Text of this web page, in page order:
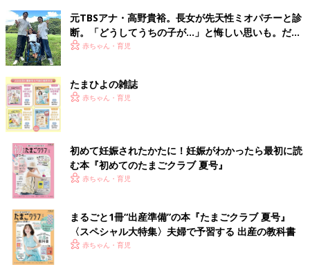
元TBSアナ・高野貴裕。長女が先天性ミオパチーと診
断。「どうしてうちの子が…」と悔しい思いも。だか
らこそ、娘との時間を全力で楽しみたい
赤ちゃん・育児
たまひよの雑誌
赤ちゃん・育児
初めて妊娠されたかたに！妊娠がわかったら最初に読
む本『初めてのたまごクラブ 夏号』
赤ちゃん・育児
まるごと1冊“出産準備”の本『たまごクラブ 夏号』
〈スペシャル大特集〉夫婦で予習する 出産の教科書
赤ちゃん・育児